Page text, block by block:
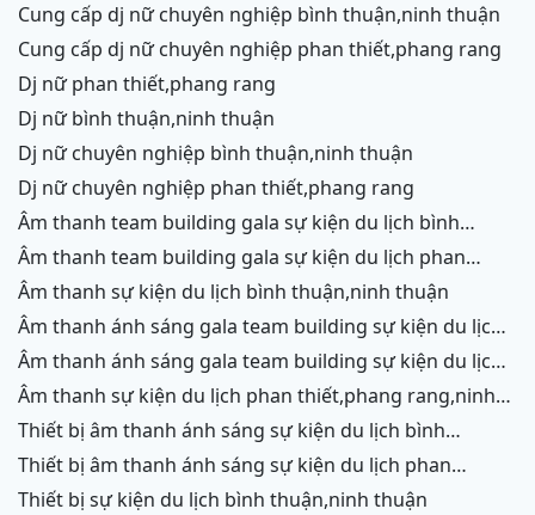
cung cấp dj nữ chuyên nghiệp bình thuận,ninh thuận
cung cấp dj nữ chuyên nghiệp phan thiết,phang rang
dj nữ phan thiết,phang rang
dj nữ bình thuận,ninh thuận
dj nữ chuyên nghiệp bình thuận,ninh thuận
dj nữ chuyên nghiệp phan thiết,phang rang
âm thanh team building gala sự kiện du lịch bình
thuận,ninh thuận
âm thanh team building gala sự kiện du lịch phan
thiết,phang rang,ninh chữ, vĩnh hy
âm thanh sự kiện du lịch bình thuận,ninh thuận
âm thanh ánh sáng gala team building sự kiện du lịch
bình thuận,ninh thuận
âm thanh ánh sáng gala team building sự kiện du lịch
phan thiết,phang rang,ninh chữ,vĩnh hy
âm thanh sự kiện du lịch phan thiết,phang rang,ninh
chữ,vĩnh hy,ninh thuận,cam ranh
thiết bị âm thanh ánh sáng sự kiện du lịch bình
thuận,ninh thuận
thiết bị âm thanh ánh sáng sự kiện du lịch phan
thiết,phang rang,ninh chữ,vĩnh hy,cam ranh
thiết bị sự kiện du lịch bình thuận,ninh thuận